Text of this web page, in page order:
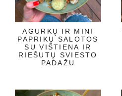
AGURKŲ IR MINI
PAPRIKŲ SALOTOS
SU VIŠTIENA IR
RIEŠUTŲ SVIESTO
PADAŽU